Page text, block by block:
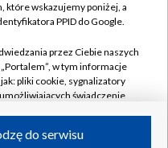
które wskazujemy poniżej, a
PPID do Google.
przez Ciebie naszych
w tym informacje
pliki cookie, sygnalizatory
świadczenie
do serwisu